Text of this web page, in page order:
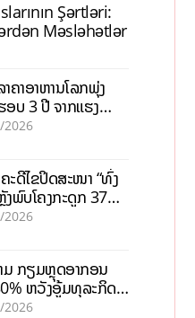
Şərtləri:
Məsləhətlər
ຄາອາຫານໂລກພຸ່ງ
ອບ 3 ປີ ຈາກແຮງ
ສົງຄາມ, El nino
2026
ະດີໄຂປິດສະໜາ “ທົ່ງ
ພົບໂຄງກະດູກ 37
ກ
2026
ກຽມຫຼຸດອາກອນ
ຫວັງອູ້ມທຸລະກິດ
ຍ ແລະ ຈຸນລະ
2026